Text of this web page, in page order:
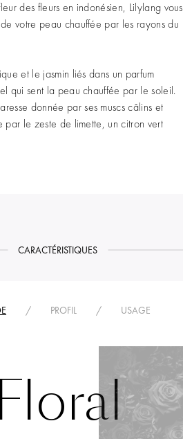
des fleurs en indonésien, Lilylang vous
votre peau chauffée par les rayons du
et le jasmin liés dans un parfum
qui sent la peau chauffée par le soleil.
donnée par ses muscs câlins et
par le zeste de limette, un citron vert
CARACTÉRISTIQUES
/ PROFIL / USAGE
Floral